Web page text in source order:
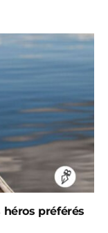
héros préférés